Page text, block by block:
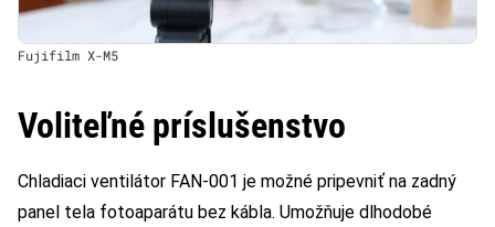
Fujifilm X-M5
Voliteľné príslušenstvo
Chladiaci ventilátor FAN-001 je možné pripevniť na zadný
panel tela fotoaparátu bez kábla. Umožňuje dlhodobé